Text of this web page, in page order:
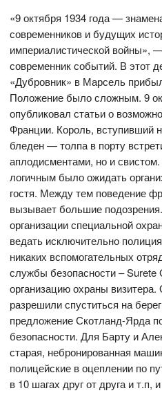
«9 октября 1934 года —
современников и будущих
империалистической войны»,
современник событий. В этот
«Дубровник» в Марсель
Положение было сложным. 9
опубликовал статьи о
Франции. Король, вступивший
бледен — толпа в порту
аплодисментами, но и
логичным было ожидать
гостя. Между тем поведение
вызывает большие
организации специальной
ведать исключительно
никаких вспомогательных
службы безопасности – Surete
организацию охраны
разрешили спуститься на
предложение Скотланд-Ярда
безопасности. Для Барту и
старая, небронированная
полицейские в оцеплении по
в 10 шагах друг от друга и т.п,